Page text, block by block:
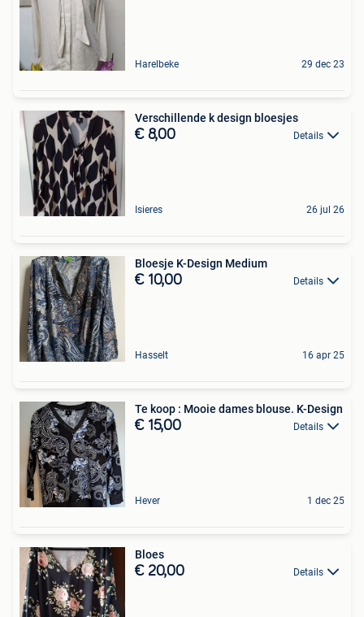
Harelbeke 29 dec 23
Verschillende k design bloesjes
€ 8,00 Details
Isieres 26 jul 26
Bloesje K-Design Medium
€ 10,00 Details
Hasselt 16 apr 25
Te koop : Mooie dames blouse. K-Design
€ 15,00 Details
Hever 1 dec 25
Bloes
€ 20,00 Details